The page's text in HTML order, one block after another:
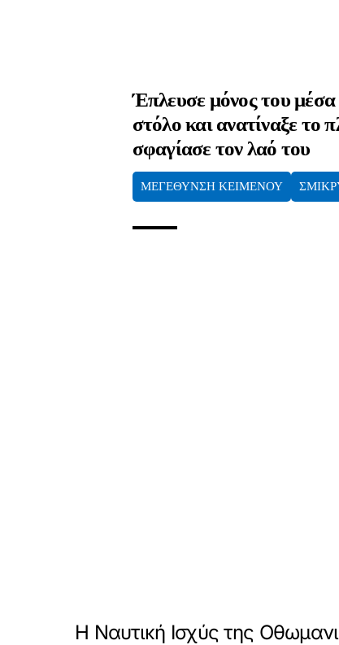
Έπλευσε μόνος του
στόλο και ανατίναξε το
σφαγίασε τον λαό του
ΜΕΓΕΘΥΝΣΗ ΚΕΙΜΕΝΟΥ
Η Ναυτική Ισχύς της